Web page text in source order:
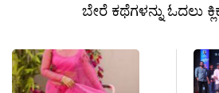
ಬೇರೆ ಕಥೆಗಳನ್ನು ಓದಲು